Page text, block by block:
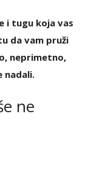
i tugu koja vas
da vam pruži
neprimetno,
nadali.
ne